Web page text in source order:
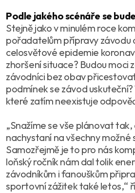
Podle jakého scénáře se
Stejně jako v minulém roce
pořadatelům přípravy závodu
celosvětové epidemie
zhoršení situace? Budou moci
závodníci bez obav
podmínek se závod uskuteční?
které zatím neexistuje
„Snažíme se vše plánovat
nachystaní na všechny možné
Samozřejmě je to pro nás
loňský ročník nám dal tolik
závodníkům i fanouškům
sportovní zážitek také letos,“